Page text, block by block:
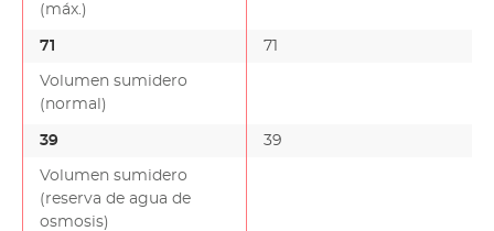
(máx.)
71 71
Volumen sumidero
(normal)
39 39
Volumen sumidero
(reserva de agua de
osmosis)